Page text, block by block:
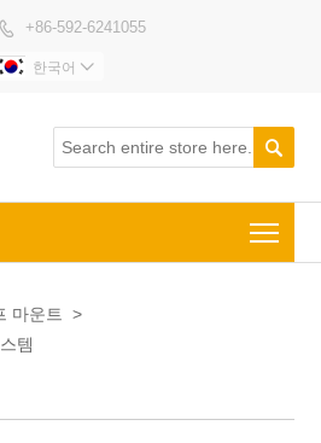
 +86-592-6241055
한국어 

마운트
>
템